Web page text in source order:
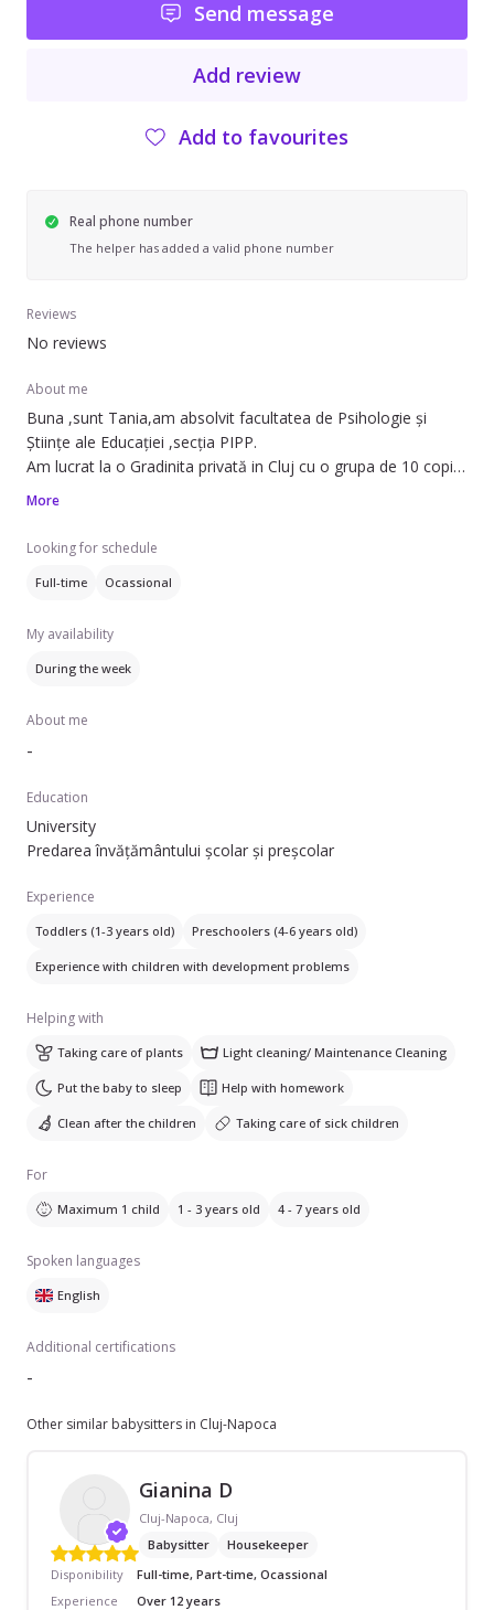
Send message
Add review
Add to favourites
Real phone number
The helper has added a valid phone number
Reviews
No reviews
About me
Buna ,sunt Tania,am absolvit facultatea de Psihologie și
Științe ale Educației ,secția PIPP.
Am lucrat la o Gradinita privată in Cluj cu o grupa de 10 copii
cu vârsta cuprinsă între 1 an și 8 luni și 3 ani.Am fost
grădinița ) cu care mai păstrez și acum legătura și ne
vizităm,iar ulterior am lucrat la o creșă,ca educatoare,cu
copilași de 1 an până la 3 anișori .Sunt o fire
fac activități cu cei mici,să ne jucăm în aer liber și să învățăm
More
Looking for schedule
Full-time Ocassional
My availability
During the week
About me
-
Education
University
Predarea învățământului școlar și preșcolar
Experience
Toddlers (1-3 years old) Preschoolers (4-6 years old)
Experience with children with development problems
Helping with
Taking care of plants Light cleaning/ Maintenance Cleaning
Put the baby to sleep Help with homework
Clean after the children Taking care of sick children
For
Maximum 1 child 1 - 3 years old 4 - 7 years old
Spoken languages
English
Additional certifications
-
Other similar babysitters in Cluj-Napoca
Gianina D
Cluj-Napoca, Cluj
Babysitter
Housekeeper
Disponibility
Full-time, Part-time, Ocassional
Experience
Over 12 years